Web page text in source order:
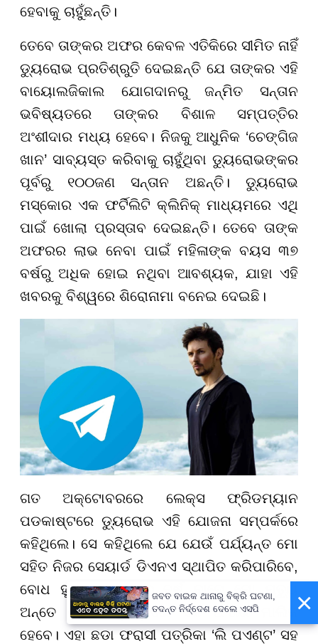
ହେବାକୁ ଚାହୁଁଛନ୍ତି।
ତେବେ ତାଙ୍କର ଅଫର କେବଳ ଏତିକିରେ ସୀମିତ ନାହିଁ
ଡ୍ୟୁରୋଭ ପ୍ରତିଶ୍ରୁତି ଦେଇଛନ୍ତି ଯେ ତାଙ୍କର ଏହି
ବାୟୋଲଜିକାଲ ଯୋଗଦାନରୁ ଜନ୍ମିତ ସନ୍ତାନ
ଭବିଷ୍ୟତରେ ତାଙ୍କର ବିଶାଳ ସମ୍ପତ୍ତିର
ଅଂଶୀଦାର ମଧ୍ୟ ହେବେ। ନିଜକୁ ଆଧୁନିକ ‘ଚେଙ୍ଗିଜ
ଖାନ’ ସାବ୍ୟସ୍ତ କରିବାକୁ ଚାହୁଁଥିବା ଡ୍ୟୁରୋଭଙ୍କର
ପୂର୍ବରୁ ୧୦୦ଜଣ ସନ୍ତାନ ଅଛନ୍ତି। ଡ୍ୟୁରୋଭ
ମସ୍କୋର ଏକ ଫର୍ଟିଲିଟି କ୍ଲିନିକ୍ ମାଧ୍ୟମରେ ଏଥି
ପାଇଁ ଖୋଲା ପ୍ରସ୍ତାବ ଦେଇଛନ୍ତି। ତେବେ ତାଙ୍କ
ଅଫରର ଲାଭ ନେବା ପାଇଁ ମହିଳାଙ୍କ ବୟସ ୩୭
ବର୍ଷରୁ ଅଧିକ ହୋଇ ନଥିବା ଆବଶ୍ୟକ, ଯାହା ଏହି
ଖବରକୁ ବିଶ୍ୱରେ ଶିରୋନାମା ବନେଇ ଦେଇଛି।
ଗତ ଅକ୍ଟୋବରରେ ଲେକ୍ସ ଫ୍ରିଡମ୍ୟାନ
ପଡକାଷ୍ଟରେ ଡ୍ୟୁରୋଭ ଏହି ଯୋଜନା ସମ୍ପର୍କରେ
କହିଥିଲେ। ସେ କହିଥିଲେ ଯେ ଯେଉଁ ପର୍ଯ୍ୟନ୍ତ ମୋ
ସହିତ ନିଜର ସେୟାର୍ଡ ଡିଏନଏ ସ୍ଥାପିତ କରିପାରିବେ,
ବୋଧ ହୁଏ ଆଜକୁ ୩୦ ବର୍ଷ ବାଦେ ମୋ ମୃତ୍ୟୁ
ଅନ୍ତେ ମୋ ସମ୍ପତ୍ତିରେ ଏକ ଅଂଶର ମାଲିକ
ହେବେ। ଏହା ଛଡା ଫରାସୀ ପତ୍ରିକା ‘ଲି ପଏଣ୍ଟ’ ସହ
×
ଜବତ ବାଇକ ଥାନାରୁ ବିକ୍ରି ଘଟଣା,
ତଦନ୍ତ ନିର୍ଦ୍ଦେଶ ଦେଲେ ଏସପି